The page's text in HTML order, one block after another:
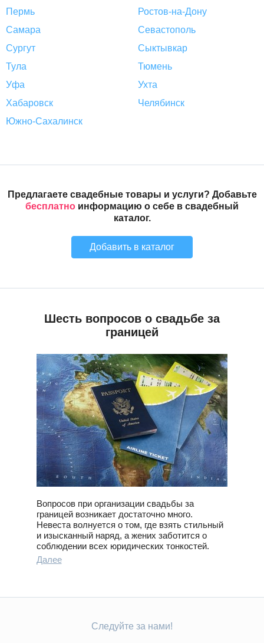
Пермь
Ростов-на-Дону
Самара
Севастополь
Сургут
Сыктывкар
Тула
Тюмень
Уфа
Ухта
Хабаровск
Челябинск
Южно-Сахалинск
Предлагаете свадебные товары и услуги? Добавьте
бесплатно информацию о себе в свадебный
каталог.
Добавить в каталог
Шесть вопросов о свадьбе за
границей
Вопросов при организации свадьбы за
границей возникает достаточно много.
Невеста волнуется о том, где взять стильный
и изысканный наряд, а жених заботится о
соблюдении всех юридических тонкостей.
Далее
Следуйте за нами!